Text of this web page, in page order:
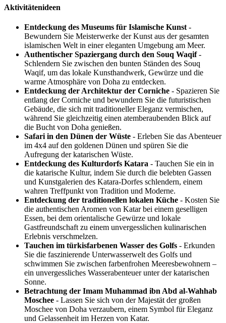
Aktivitätenideen
Entdeckung des Museums für Islamische Kunst -
Bewundern Sie Meisterwerke der Kunst aus der gesamten
islamischen Welt in einer eleganten Umgebung am Meer.
Authentischer Spaziergang durch den Souq Waqif-
Schlendern Sie zwischen den bunten Ständen des Souq
Waqif, um das lokale Kunsthandwerk, Gewürze und die
warme Atmosphäre von Doha zu entdecken.
Entdeckung der Architektur der Corniche - Spazieren Sie
entlang der Corniche und bewundern Sie die futuristischen
Gebäude, die sich mit traditioneller Eleganz vermischen,
während Sie gleichzeitig einen atemberaubenden Blick auf
die Bucht von Doha genießen.
Safari in den Dünen der Wüste - Erleben Sie das Abenteuer
im 4x4 auf den goldenen Dünen und spüren Sie die
Aufregung der katarischen Wüste.
Entdeckung des Kulturdorfs Katara - Tauchen Sie ein in
die katarische Kultur, indem Sie durch die belebten Gassen
und Kunstgalerien des Katara-Dorfes schlendern, einem
wahren Treffpunkt von Tradition und Moderne.
Entdeckung der traditionellen lokalen Küche - Kosten Sie
die authentischen Aromen von Katar bei einem geselligen
Essen, bei dem orientalische Gewürze und lokale
Gastfreundschaft zu einem unvergesslichen kulinarischen
Erlebnis verschmelzen.
Tauchen im türkisfarbenen Wasser des Golfs - Erkunden
Sie die faszinierende Unterwasserwelt des Golfs und
schwimmen Sie zwischen farbenfrohen Meeresbewohnern –
ein unvergessliches Wasserabenteuer unter der katarischen
Sonne.
Betrachtung der Imam Muhammad ibn Abd al-Wahhab
Moschee - Lassen Sie sich von der Majestät der großen
Moschee von Doha verzaubern, einem Symbol für Eleganz
und Gelassenheit im Herzen von Katar.